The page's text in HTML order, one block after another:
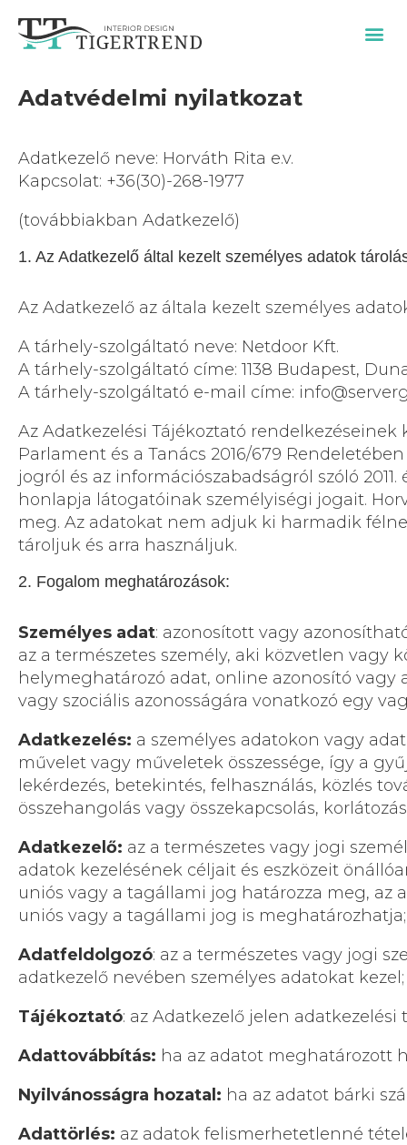
Adatvédelmi nyilatkozat
Adatkezelő neve: Horváth Rita e.v.
Kapcsolat: +36(30)-268-1977
(továbbiakban Adatkezelő)
1. Az Adatkezelő által kezelt személyes adatok
Az Adatkezelő az általa kezelt személyes
A tárhely-szolgáltató neve: Netdoor Kft.
A tárhely-szolgáltató címe: 1138 Budapest,
A tárhely-szolgáltató e-mail címe:
Az Adatkezelési Tájékoztató
Parlament és a Tanács 2016/679
jogról és az információszabadságról szóló
honlapja látogatóinak személyiségi jogait.
meg. Az adatokat nem adjuk ki harmadik
tároljuk és arra használjuk.
2. Fogalom meghatározások:
Személyes adat: azonosított vagy
az a természetes személy, aki közvetlen vagy
helymeghatározó adat, online azonosító vagy
vagy szociális azonosságára vonatkozó egy
Adatkezelés: a személyes adatokon vagy
művelet vagy műveletek összessége, így a
lekérdezés, betekintés, felhasználás, közlés
összehangolás vagy összekapcsolás,
Adatkezelő: az a természetes vagy jogi
adatok kezelésének céljait és eszközeit
uniós vagy a tagállami jog határozza meg, az
uniós vagy a tagállami jog is meghatározhatja;
Adatfeldolgozó: az a természetes vagy jogi
adatkezelő nevében személyes adatokat kezel;
Tájékoztató: az Adatkezelő jelen adatkezelési
Adattovábbítás: ha az adatot meghatározott
Nyilvánosságra hozatal: ha az adatot bárki
Adattörlés: az adatok felismerhetetlenné